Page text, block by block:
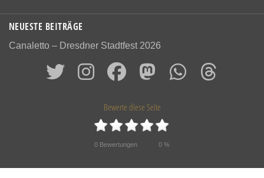
NEUESTE BEITRÄGE
Canaletto – Dresdner Stadtfest 2026
Bewerte diese Seite
0 Bewertungen 0 %